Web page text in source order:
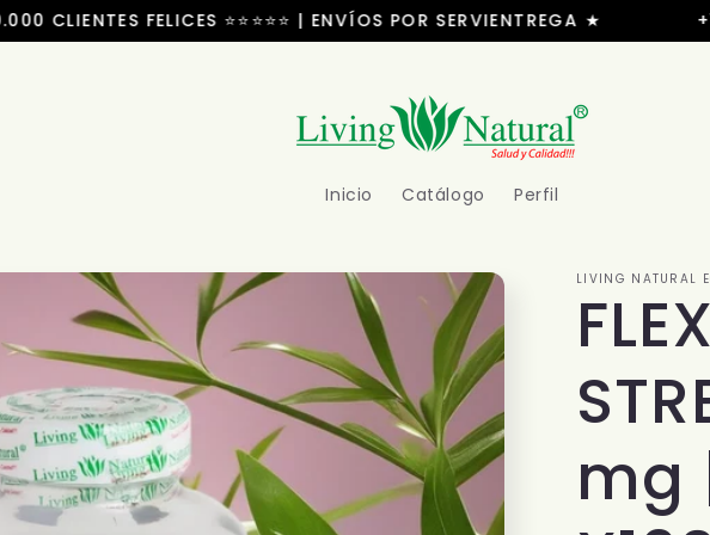
FELICES ⭐⭐⭐⭐⭐ | ENVÍOS POR SERVIENTREGA ★
Inicio Catálogo Perfil
LIVING NATURAL
mg